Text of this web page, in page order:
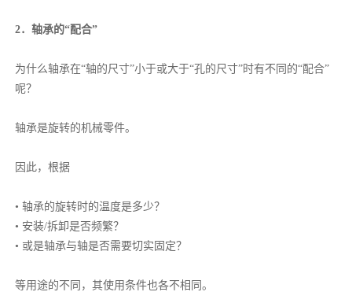
2．轴承的“配合”
为什么轴承在“轴的尺寸”小于或大于“孔的尺寸”时有不同的“配合”
呢？
轴承是旋转的机械零件。
因此，根据
• 轴承的旋转时的温度是多少？
• 安装/拆卸是否频繁？
• 或是轴承与轴是否需要切实固定？
等用途的不同，其使用条件也各不相同。